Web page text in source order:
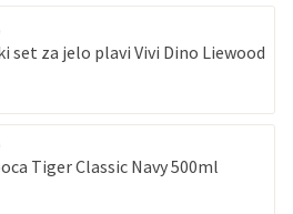
Master
Jednokratno
Maestro
set za jelo plavi Vivi Dino Liewood
Tiger Classic Navy 500ml